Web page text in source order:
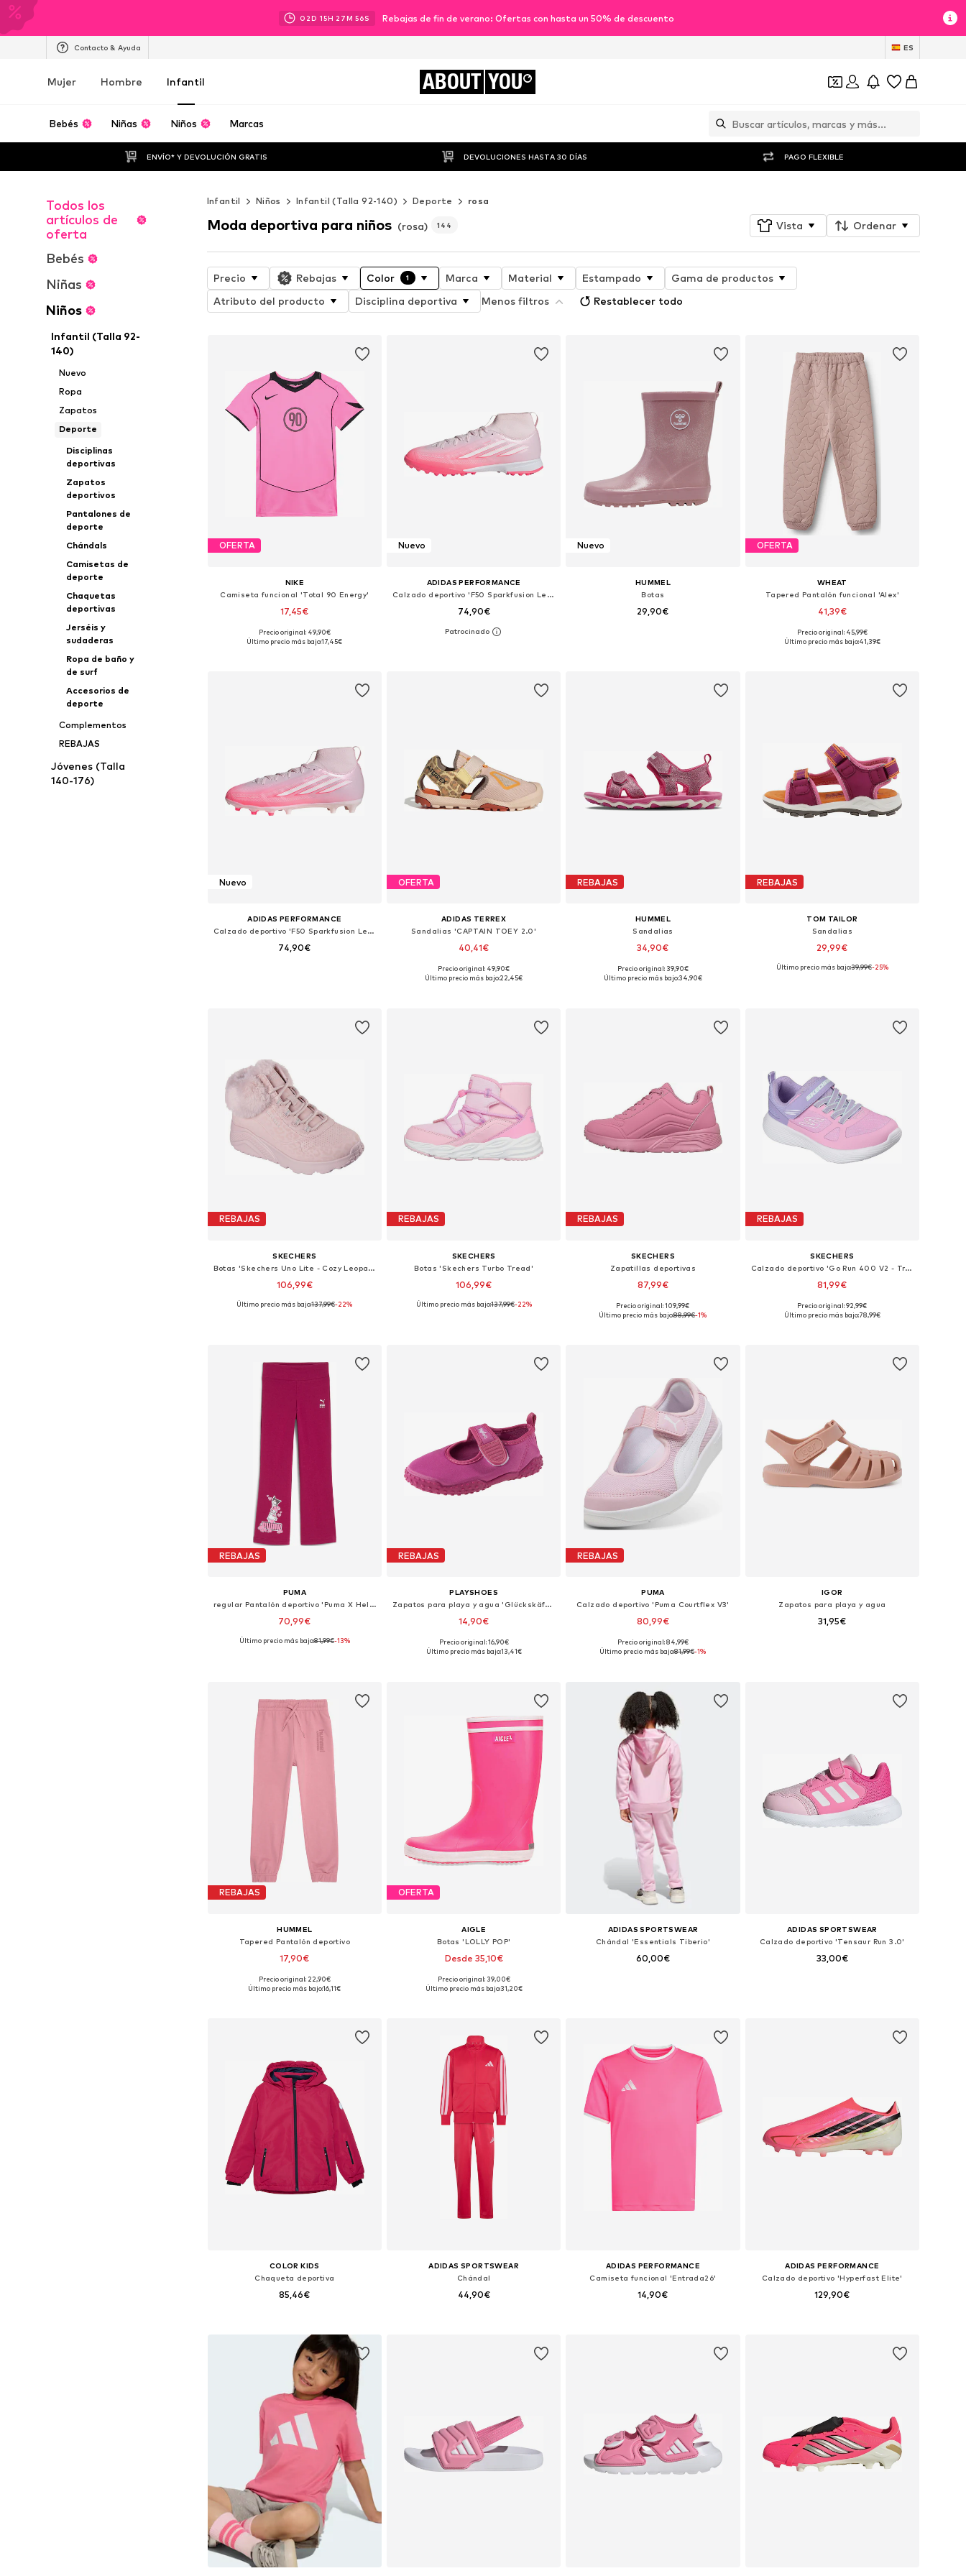
02D 15H 27M 55S Rebajas de fin de verano: Ofertas con hasta un 50% de descuento
Contacto & Ayuda ES
Mujer Hombre Infantil ABOUT YOU
Bebés Niñas Niños Marcas
ENVÍO* Y DEVOLUCIÓN GRATIS DEVOLUCIONES HASTA 30 DÍAS PAGO FLEXIBLE
Todos los
artículos de
oferta
Bebés
Niñas
Niños
Infantil (Talla 92-
140)
Nuevo
Ropa
Zapatos
Deporte
Disciplinas
deportivas
Zapatos
deportivos
Pantalones de
deporte
Chándals
Camisetas de
deporte
Chaquetas
deportivas
Jerséis y
sudaderas
Ropa de baño y
de surf
Accesorios de
deporte
Complementos
REBAJAS
Jóvenes (Talla
140-176)
Infantil Niños Infantil (Talla 92-140) Deporte rosa
Moda deportiva para niños (rosa) 144 Vista Ordenar
Precio Rebajas Color 1 Marca Material Estampado
Gama de productos
Atributo del producto
Disciplina deportiva Menos filtros Restablecer todo
OFERTA
NIKE
Camiseta funcional 'Total 90 Energy'
17,45€
Precio original: 49,90€
Último precio más bajo:17,45€
Nuevo
ADIDAS PERFORMANCE
Calzado deportivo 'F50 Sparkfusion League'
74,90€
Disponible en muchas tallas
Nuevo
HUMMEL
Botas
29,90€
OFERTA
WHEAT
Tapered Pantalón funcional 'Alex'
41,39€
Disponible en muchas tallas
Precio original: 45,99€
Último precio más bajo:41,39€
Nuevo
ADIDAS PERFORMANCE
Calzado deportivo 'F50 Sparkfusion League'
74,90€
OFERTA
ADIDAS TERREX
Sandalias 'CAPTAIN TOEY 2.0'
40,41€
Tallas disponibles: 28, 29, 31, 32, 33, 37,5
Precio original: 49,90€
Último precio más bajo:22,45€
REBAJAS
HUMMEL
Sandalias
34,90€
Tallas disponibles: 30, 32, 33, 34, 36
Precio original: 39,90€
Último precio más bajo:34,90€
REBAJAS
TOM TAILOR
Sandalias
29,99€
Disponible en muchas tallas
Último precio más bajo:39,99€-25%
REBAJAS
SKECHERS
Botas 'Skechers Uno Lite - Cozy Leopard'
106,99€
Disponible en muchas tallas
Último precio más bajo:137,99€-22%
REBAJAS
SKECHERS
Botas 'Skechers Turbo Tread'
106,99€
Disponible en muchas tallas
Último precio más bajo:137,99€-22%
REBAJAS
SKECHERS
Zapatillas deportivas
87,99€
Disponible en muchas tallas
Precio original: 109,99€
Último precio más bajo:88,99€-1%
REBAJAS
SKECHERS
Calzado deportivo 'Go Run 400 V2 - Trace Track'
81,99€
Disponible en muchas tallas
Precio original: 92,99€
Último precio más bajo:78,99€
REBAJAS
PUMA
regular Pantalón deportivo 'Puma X Hello Kitty Friends Flared Legg'
70,99€
Tallas disponibles: 98, 104, 110, 116, 122
Último precio más bajo:81,99€-13%
REBAJAS
PLAYSHOES
Zapatos para playa y agua 'Glückskäfer'
14,90€
Disponible en muchas tallas
Precio original: 16,90€
Último precio más bajo:13,41€
REBAJAS
PUMA
Calzado deportivo 'Puma Courtflex V3'
80,99€
Disponible en muchas tallas
Precio original: 84,99€
Último precio más bajo:81,99€-1%
IGOR
Zapatos para playa y agua
31,95€
REBAJAS
HUMMEL
Tapered Pantalón deportivo
17,90€
Disponible en muchas tallas
Precio original: 22,90€
Último precio más bajo:16,11€
OFERTA
AIGLE
Botas 'LOLLY POP'
Desde 35,10€
Disponible en muchas tallas
Precio original: 39,00€
Último precio más bajo:31,20€
ADIDAS SPORTSWEAR
Chándal 'Essentials Tiberio'
60,00€
ADIDAS SPORTSWEAR
Calzado deportivo 'Tensaur Run 3.0'
33,00€
COLOR KIDS
Chaqueta deportiva
85,46€
Añadir a la cesta
ADIDAS SPORTSWEAR
Chándal
44,90€
ADIDAS PERFORMANCE
Camiseta funcional 'Entrada26'
14,90€
ADIDAS PERFORMANCE
Calzado deportivo 'Hyperfast Elite'
129,90€